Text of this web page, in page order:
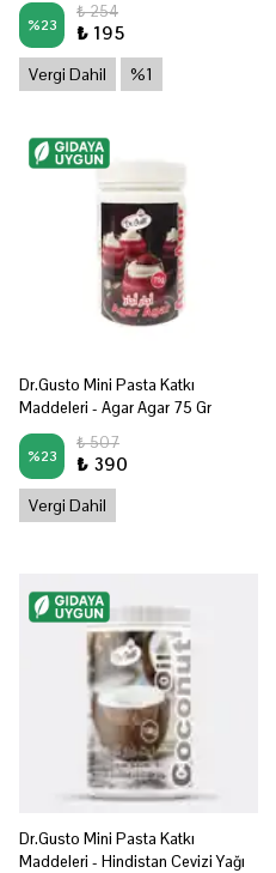
%23
₺ 254
₺ 195
Vergi Dahil %1
Dr.Gusto Mini Pasta Katkı
Maddeleri - Agar Agar 75 Gr
%23
₺ 507
₺ 390
Vergi Dahil
Dr.Gusto Mini Pasta Katkı
Maddeleri - Hindistan Cevizi Yağı